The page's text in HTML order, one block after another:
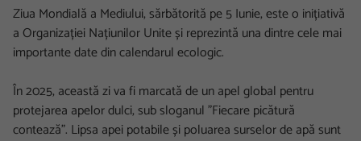
Ziua Mondială a Mediului, sărbătorită pe 5 Iunie, este o inițiativă
a Organizației Națiunilor Unite și reprezintă una dintre cele mai
importante date din calendarul ecologic.
În 2025, această zi va fi marcată de un apel global pentru
protejarea apelor dulci, sub sloganul ”Fiecare picătură
contează”. Lipsa apei potabile și poluarea surselor de apă sunt